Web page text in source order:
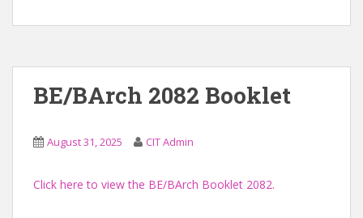
BE/BArch 2082 Booklet
August 31, 2025 CIT Admin
Click here to view the BE/BArch Booklet 2082.